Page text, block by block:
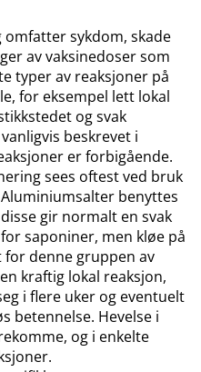
sykdom, skade
av vaksinedoser som
typer av reaksjoner på
for eksempel lett lokal
og svak
beskrevet i
er forbigående.
sees oftest ved bruk
benyttes
gir normalt en svak
saponiner, men kløe på
denne gruppen av
kraftig lokal reaksjon,
i flere uker og eventuelt
betennelse. Hevelse i
og i enkelte